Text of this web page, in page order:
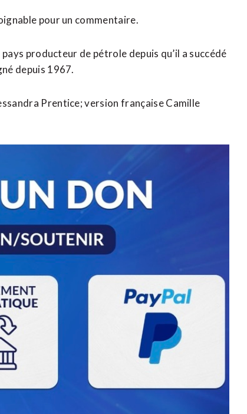
pour un commentaire.
producteur de pétrole depuis qu’il a succédé
depuis 1967.
Prentice; version française Camille